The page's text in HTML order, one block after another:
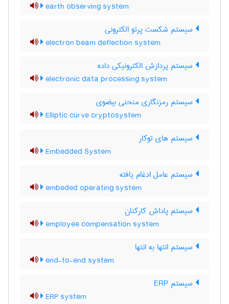
earth observing system
سیستم شکست پرتو الکترونی
electron beam deflection system
سیستم پردازش الکترونیکی داده
electronic data processing system
سیستم رمزنگاری منحنی بیضوی
Elliptic curve cryptosystem
سیستم های توکار
Embedded System
سیستم عامل ادغام یافته
embeded operating system
سیستم پاداش کارکنان
employee compensation system
سیستم انتها به انتها
end-to-end system
سیستم ERP
ERP system